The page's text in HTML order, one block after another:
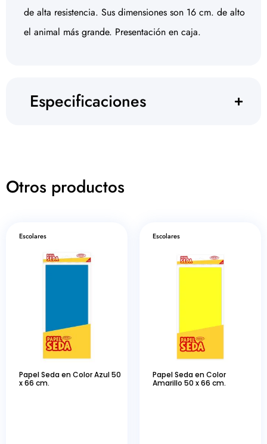
de alta resistencia. Sus dimensiones son 16 cm. de alto
el animal más grande. Presentación en caja.
Especificaciones
Otros productos
Escolares
Papel Seda en Color Azul 50
x 66 cm.
Escolares
Papel Seda en Color
Amarillo 50 x 66 cm.